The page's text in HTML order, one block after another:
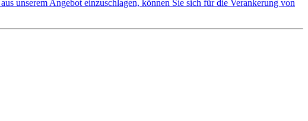
unserem Angebot einzuschlagen, können Sie sich für die Verankerung von